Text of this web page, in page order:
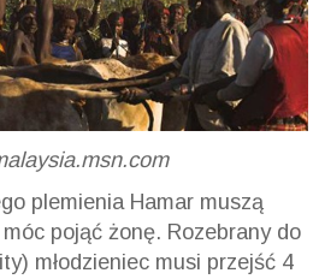
plemienia Hamar muszą
pojąć żonę. Rozebrany do
młodzieniec musi przejść 4